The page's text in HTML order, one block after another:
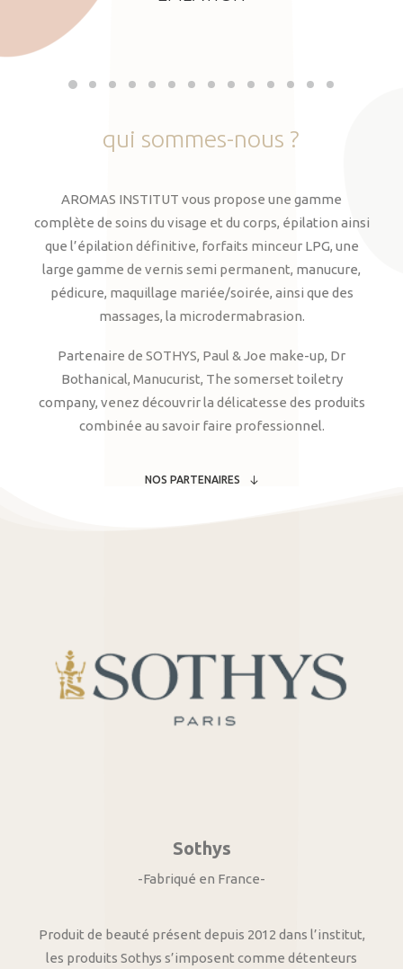
qui sommes-nous ?
AROMAS INSTITUT vous propose une gamme
complète de soins du visage et du corps, épilation ainsi
que l’épilation définitive, forfaits minceur LPG, une
large gamme de vernis semi permanent, manucure,
pédicure, maquillage mariée/soirée, ainsi que des
massages, la microdermabrasion.
Partenaire de SOTHYS, Paul & Joe make-up, Dr
Bothanical, Manucurist, The somerset toiletry
company, venez découvrir la délicatesse des produits
combinée au savoir faire professionnel.
NOS PARTENAIRES
Sothys
-Fabriqué en France-
Produit de beauté présent depuis 2012 dans l’institut,
les produits Sothys s’imposent comme détenteurs